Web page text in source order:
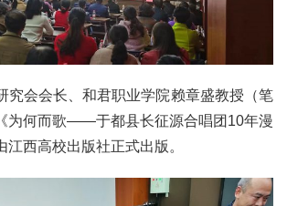
究会会长、和君职业学院赖章盛教授（笔
为何而歌——于都县长征源合唱团10年漫
江西高校出版社正式出版。